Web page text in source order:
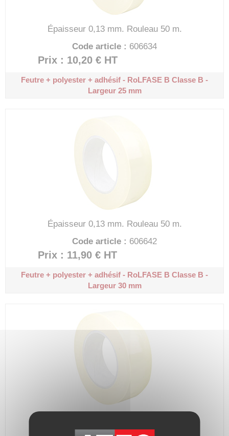
Épaisseur 0,13 mm. Rouleau 50 m.
Code article : 606634
Prix : 10,20 € HT
Feutre + polyester + adhésif - RoLFASE B Classe B -
Largeur 25 mm
Épaisseur 0,13 mm. Rouleau 50 m.
Code article : 606642
Prix : 11,90 € HT
Feutre + polyester + adhésif - RoLFASE B Classe B -
Largeur 30 mm